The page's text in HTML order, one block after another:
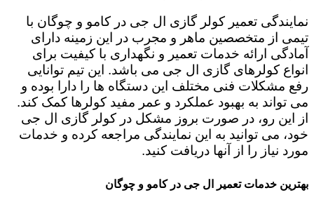
نمایندگی تعمیر کولر گازی ال جی در کامو و چوگان با
تیمی از متخصصین ماهر و مجرب در این زمینه دارای
آمادگی ارائه خدمات تعمیر و نگهداری با کیفیت برای
انواع کولرهای گازی ال جی می باشد. این تیم توانایی
رفع مشکلات فنی مختلف این دستگاه ها را دارا بوده و
می تواند به بهبود عملکرد و عمر مفید کولرها کمک کند.
از این رو، در صورت بروز مشکل در کولر گازی ال جی
خود، می توانید به این نمایندگی مراجعه کرده و خدمات
مورد نیاز را از آنها دریافت کنید.
بهترین خدمات تعمیر ال جی در کامو و چوگان